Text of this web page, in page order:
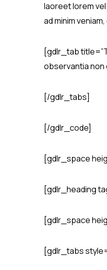
laoreet lorem
ad minim
[gdlr_tab
observantia non
[/gdlr_tabs]
[/gdlr_code]
[gdlr_space
[gdlr_heading
[gdlr_space
[gdlr_tabs